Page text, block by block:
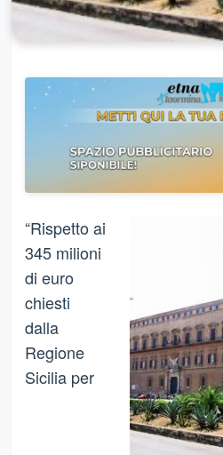
“Rispetto ai
345 milioni
di euro
chiesti
dalla
Regione
Sicilia per